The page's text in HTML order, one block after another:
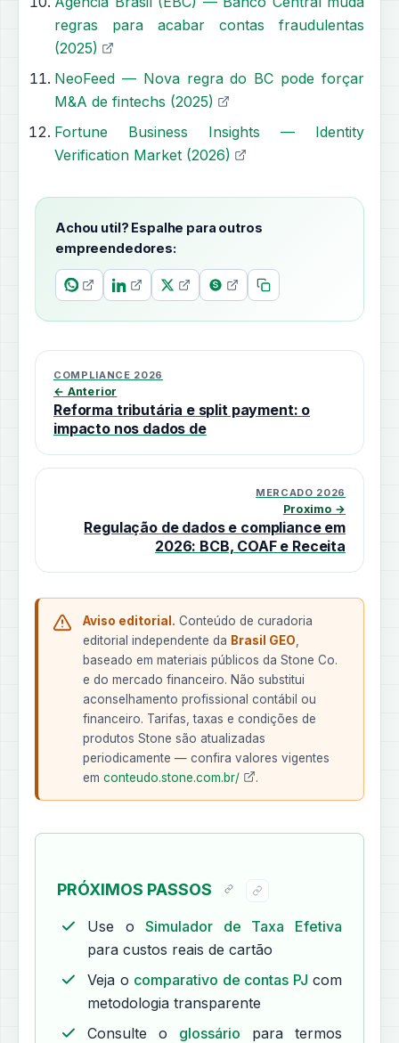
regras para acabar contas fraudulentas
(2025)
NeoFeed — Nova regra do BC pode forçar
M&A de fintechs (2025)
Fortune Business Insights — Identity
Verification Market (2026)
Achou util? Espalhe para outros
empreendedores:
COMPLIANCE 2026
← Anterior
Reforma tributária e split payment: o
impacto nos dados de
MERCADO 2026
Proximo →
Regulação de dados e compliance em
2026: BCB, COAF e Receita
Aviso editorial. Conteúdo de curadoria
editorial independente da Brasil GEO
baseado em materiais públicos da Stone Co.
e do mercado financeiro. Não substitui
aconselhamento profissional contábil ou
financeiro. Tarifas, taxas e condições de
produtos Stone são atualizadas
periodicamente — confira valores vigentes
em conteudo.stone.com.br/ .
PRÓXIMOS PASSOS
Use oSimulador de Taxa Efetiva
para custos reais de cartão
Veja o comparativo de contas PJ com
metodologia transparente
Consulte o glossário para termos